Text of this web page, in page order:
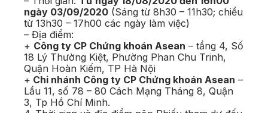
ngày 03/09/2020 (Sáng từ 8h30 – 11h30; chiều
từ 13h30 – 17h00 các ngày làm việc)
– Địa điểm:
+ Công ty CP Chứng khoán Asean – tầng 4, Số
18 Lý Thường Kiệt, Phường Phan Chu Trinh,
Quận Hoàn Kiếm, TP Hà Nội
+ Chi nhánh Công ty CP Chứng khoán Asean –
Lầu 11, số 78 – 80 Cách Mạng Tháng 8, Quận
3, Tp Hồ Chí Minh.